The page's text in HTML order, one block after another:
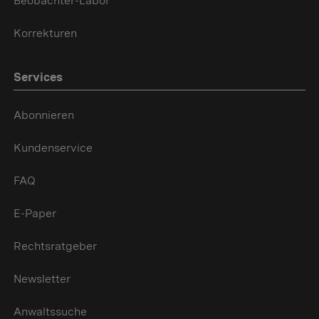
Korrekturen
Services
Abonnieren
Kundenservice
FAQ
E-Paper
Rechtsratgeber
Newsletter
Anwaltssuche